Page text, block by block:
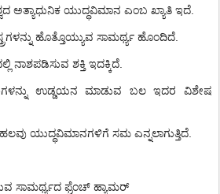
ಅತ್ಯಾಧುನಿಕ ಯುದ್ಧವಿಮಾನ ಎಂಬ ಖ್ಯಾತಿ ಇದೆ
ಹೊತ್ತೊಯ್ಯುವ ಸಾಮರ್ಥ್ಯ ಹೊಂದಿದೆ
ನಾಶಪಡಿಸುವ ಶಕ್ತಿ ಇದಕ್ಕಿದೆ
ಉಡ್ಡಯನ ಮಾಡುವ ಬಲ ಇದರ
ವಿಶೇಷ
ಹಲವು ಯುದ್ಧವಿಮಾನಗಳಿಗೆ ಸಮ ಎನ್ನಲಾಗುತ್ತಿದೆ
ಸಾಮರ್ಥ್ಯದ ಫ್ರೆಂಚ್ ಹ್ಯಾಮರ್